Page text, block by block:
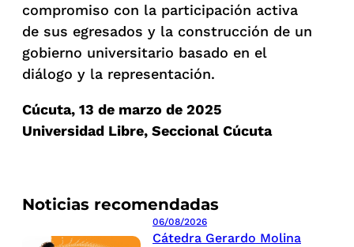
Noticias recomendadas
06/08/2026
Cátedra Gerardo Molina
compromiso con la participación activa
de sus egresados y la construcción de un
gobierno universitario basado en el
diálogo y la representación.
Cúcuta, 13 de marzo de 2025
Universidad Libre, Seccional Cúcuta